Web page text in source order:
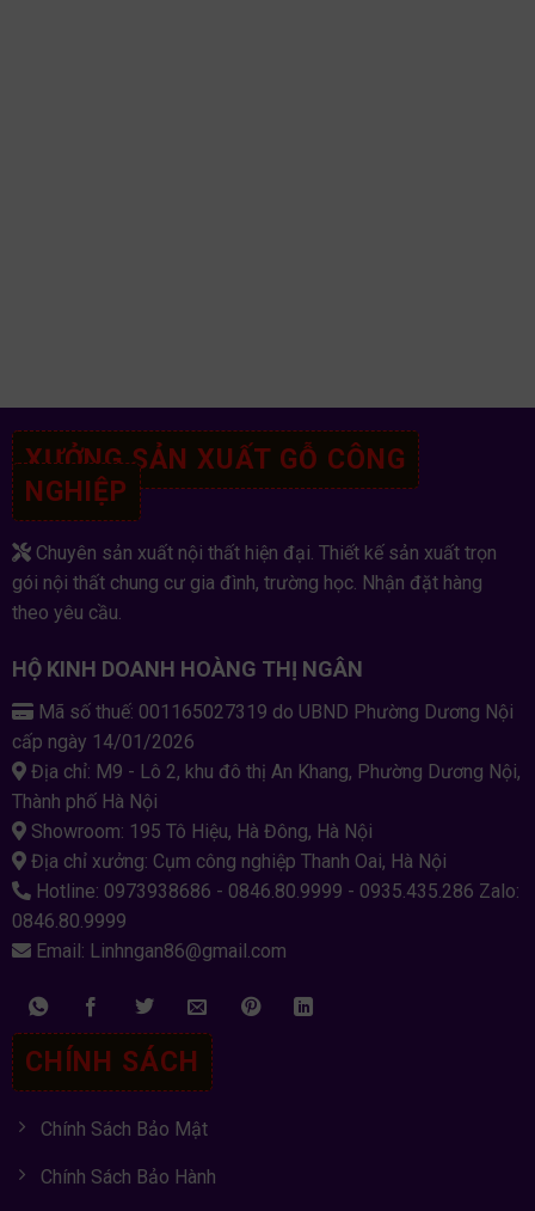
XƯỞNG SẢN XUẤT GỖ CÔNG
NGHIỆP
Chuyên sản xuất nội thất hiện đại. Thiết kế sản xuất trọn
gói nội thất chung cư gia đình, trường học. Nhận đặt hàng
theo yêu cầu.
HỘ KINH DOANH HOÀNG THỊ NGÂN
Mã số thuế: 001165027319 do UBND Phường Dương Nội
cấp ngày 14/01/2026
Địa chỉ: M9 - Lô 2, khu đô thị An Khang, Phường Dương Nội,
Thành phố Hà Nội
Showroom: 195 Tô Hiệu, Hà Đông, Hà Nội
Địa chỉ xưởng: Cụm công nghiệp Thanh Oai, Hà Nội
Hotline: 0973938686 - 0846.80.9999 - 0935.435.286 Zalo:
0846.80.9999
Email: Linhngan86@gmail.com
CHÍNH SÁCH
Chính Sách Bảo Mật
Chính Sách Bảo Hành